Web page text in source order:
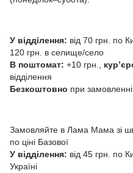
У відділення: від 70 грн. по
120 грн. в селище/село
В поштомат: +10 грн.,
відділення
Безкоштовно при замовленні
Замовляйте в Лама Мама зі
по ціні Базової
У відділення: від 45 грн. по
Україні